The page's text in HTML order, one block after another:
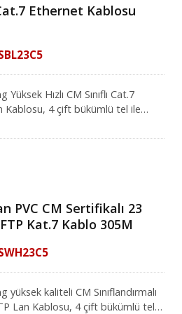
standartlara uygun: ISO/IEC 11801,
5 ve UL 1685 (CM sınıfı alev testi).
profesyonel ekibimiz en iyi
için her zaman burada.
Ethernet Kablosu
Yüksek Hızlı CM Sınıflı Cat.7
Kablosu, 4 çift bükümlü tel ile
ulaşır. Metal korumalı ve
Aşağıdaki standartlara uygun:
IEC 61156-5 ve UL 1685 (CM
çözümleri sunar, profesyonel
iyi çözümü bulmanız için her
PVC CM Sertifikalı 23
Kat.7 Kablo 305M
yüksek kaliteli CM Sınıflandırmalı
Lan Kablosu, 4 çift bükümlü tel